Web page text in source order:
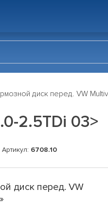
диск перед. VW
2.5TDi 03>
Артикул: 6708.10
диск перед. VW